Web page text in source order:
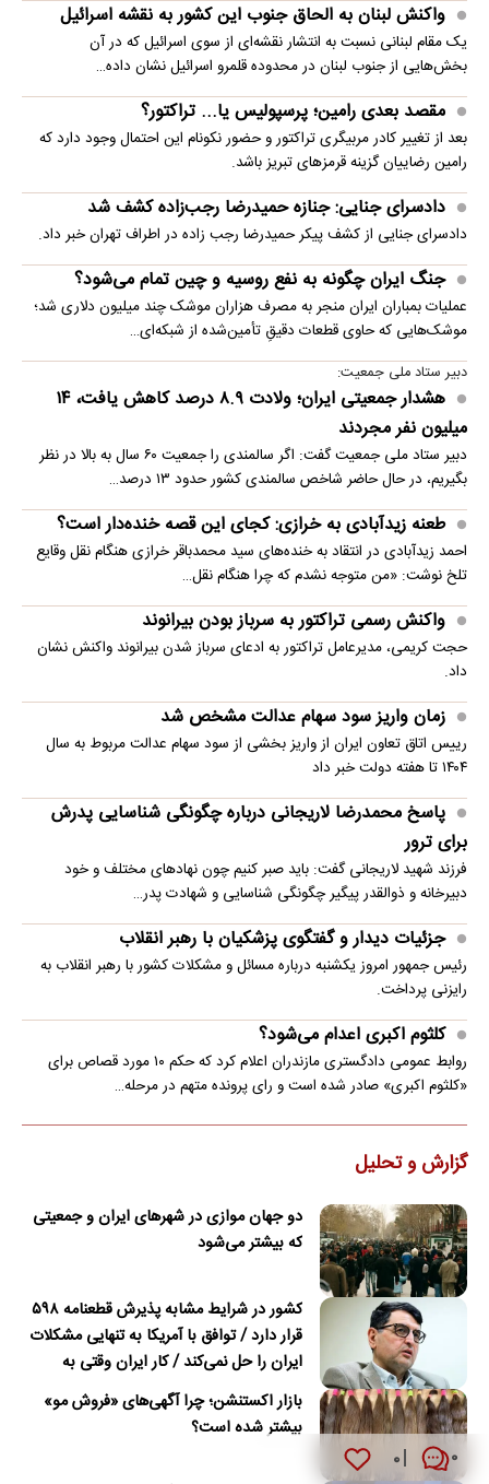
۰ ۰
واکنش لبنان به الحاق جنوب این کشور به نقشه اسرائیل
یک مقام لبنانی نسبت به انتشار نقشه‌ای از سوی اسرائیل که در آن
بخش‌هایی از جنوب لبنان در محدوده قلمرو اسرائیل نشان داده…
مقصد بعدی رامین؛ پرسپولیس یا... تراکتور؟
بعد از تغییر کادر مربیگری تراکتور و حضور نکونام این احتمال وجود دارد که
رامین رضاییان گزینه قرمزهای تبریز باشد.
دادسرای جنایی: جنازه حمیدرضا رجب‌زاده کشف شد
دادسرای جنایی از کشف پیکر حمیدرضا رجب زاده در اطراف تهران خبر داد.
جنگ ایران چگونه به نفع روسیه و چین تمام می‌شود؟
عملیات بمباران ایران منجر به مصرف هزاران موشک چند میلیون دلاری شد؛
موشک‌هایی که حاوی قطعات دقیقِ تأمین‌شده از شبکه‌ای…
دبیر ستاد ملی جمعیت:
هشدار جمعیتی ایران؛ ولادت ۸.۹ درصد کاهش یافت، ۱۴
میلیون نفر مجردند
دبیر ستاد ملی جمعیت گفت: اگر سالمندی را جمعیت ۶۰ سال به بالا در نظر
بگیریم، در حال حاضر شاخص سالمندی کشور حدود ۱۳ درصد…
طعنه زیدآبادی به خرازی: کجای این قصه خنده‌دار است؟
احمد زیدآبادی در انتقاد به خنده‌های سید محمدباقر خرازی هنگام نقل وقایع
تلخ نوشت: «من متوجه نشدم که چرا هنگام نقل…
واکنش رسمی تراکتور به سرباز بودن بیرانوند
حجت کریمی، مدیرعامل تراکتور به ادعای سرباز شدن بیرانوند واکنش نشان
داد.
زمان واریز سود سهام عدالت مشخص شد
رییس اتاق تعاون ایران از واریز بخشی از سود سهام عدالت مربوط به سال
۱۴۰۴ تا هفته دولت خبر داد
پاسخ محمدرضا لاریجانی درباره چگونگی شناسایی پدرش
برای ترور
فرزند شهید لاریجانی گفت: باید صبر کنیم چون نهادهای مختلف و خود
دبیرخانه و ذوالقدر پیگیر چگونگی شناسایی و شهادت پدر…
جزئیات دیدار و گفتگوی پزشکیان با رهبر انقلاب
رئیس جمهور امروز یکشنبه درباره مسائل و مشکلات کشور با رهبر انقلاب به
رایزنی پرداخت.
کلثوم اکبری اعدام می‌شود؟
روابط عمومی دادگستری مازندران اعلام کرد که حکم ۱۰ مورد قصاص برای
«کلثوم اکبری» صادر شده است و رای پرونده متهم در مرحله…
گزارش و تحلیل
دو جهان موازی در شهرهای ایران و جمعیتی
که بیشتر می‌شود
کشور در شرایط مشابه پذیرش قطعنامه ۵۹۸
قرار دارد / توافق با آمریکا به تنهایی مشکلات
ایران را حل نمی‌کند / کار ایران وقتی به
امضای ترکمانچای رسید که دیگر چاره‌ای نبود
بازار اکستنشن؛ چرا آگهی‌های «فروش مو»
بیشتر شده است؟